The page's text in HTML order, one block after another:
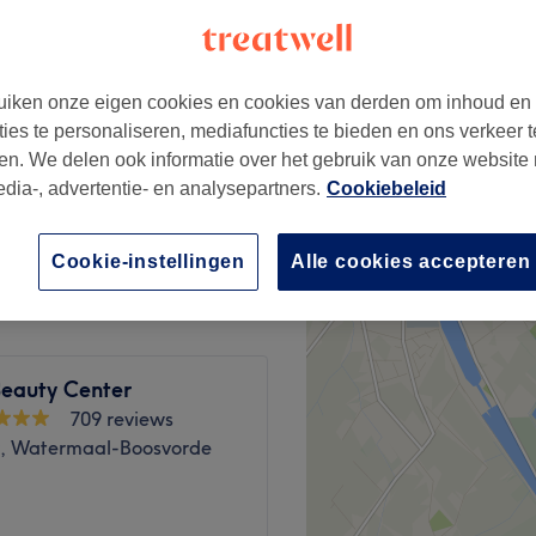
€25
Center
709 reviews
Watermaal-Boosvorde
onze eigen cookies en cookies van derden om inhoud en
te personaliseren, mediafuncties te bieden en ons verkeer
We delen ook informatie over het gebruik van onze website
, advertentie- en analysepartners. Cookiebeleid
Alle cookies accepteren
Cookie-instellingen